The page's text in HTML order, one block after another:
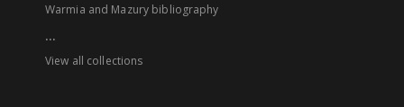
Warmia and Mazury bibliography
...
View all collections